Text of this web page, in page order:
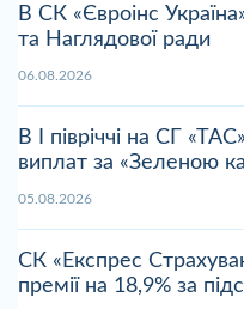
В СК «Євроінс
та Наглядової ради
06.08.2026
В І півріччі на СГ
виплат за «Зеленою
05.08.2026
СК «Експрес
премії на 18,9% за